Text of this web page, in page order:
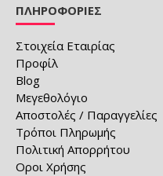
ΠΛΗΡΟΦΟΡΙΕΣ
Στοιχεία Εταιρίας
Προφίλ
Blog
Μεγεθολόγιο
Αποστολές / Παραγγελίες
Τρόποι Πληρωμής
Πολιτική Απορρήτου
Οροι Χρήσης